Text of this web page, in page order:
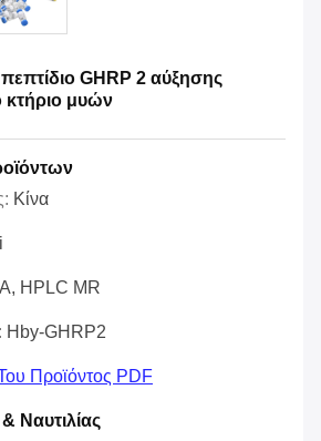
GHRP 2 αύξησης
κτήριο μυών
Κίνα
HPLC MR
Hby-GHRP2
Προϊόντος PDF
Ναυτιλίας